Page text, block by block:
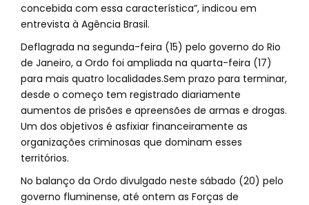
concebida com essa característica”, indicou em
entrevista à Agência Brasil.
Deflagrada na segunda-feira (15) pelo governo do Rio
de Janeiro, a Ordo foi ampliada na quarta-feira (17)
para mais quatro localidades.Sem prazo para terminar,
desde o começo tem registrado diariamente
aumentos de prisões e apreensões de armas e drogas.
Um dos objetivos é asfixiar financeiramente as
organizações criminosas que dominam esses
territórios.
No balanço da Ordo divulgado neste sábado (20) pelo
governo fluminense, até ontem as Forças de